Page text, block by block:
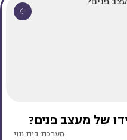
של מעצב פנים?
מערכת בית ונוי